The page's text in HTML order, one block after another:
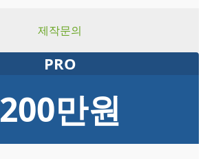
제작문의
PRO
200만원